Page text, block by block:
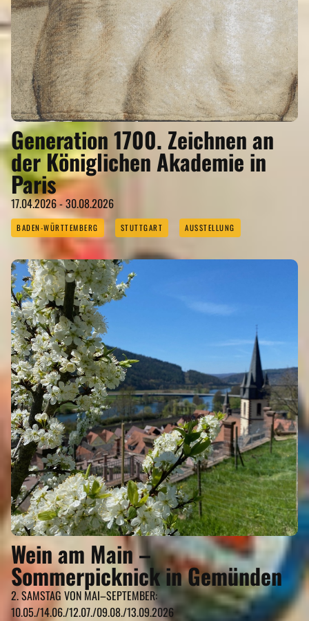
Generation 1700. Zeichnen an
der Königlichen Akademie in
Paris
17.04.2026 - 30.08.2026
BADEN-WÜRTTEMBERG STUTTGART AUSSTELLUNG
Wein am Main –
Sommerpicknick in Gemünden
2. SAMSTAG VON MAI–SEPTEMBER:
10.05./14.06./12.07./09.08./13.09.2026